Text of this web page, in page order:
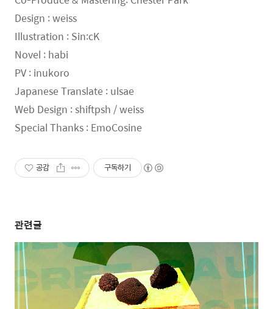
Design : weiss
Illustration : Sin:cK
Novel : habi
PV : inukoro
Japanese Translate : ulsae
Web Design : shiftpsh / weiss
Special Thanks : EmoCosine
공감 구독하기
관련글